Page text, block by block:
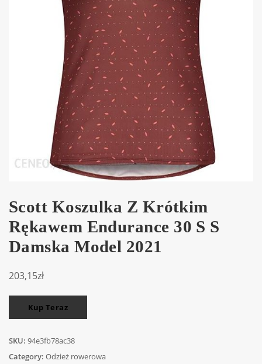
Scott Koszulka Z Krótkim
Rękawem Endurance 30 S S
Damska Model 2021
203,15zł
Kup Teraz
SKU: 94e3fb78ac38
Category: Odzież rowerowa